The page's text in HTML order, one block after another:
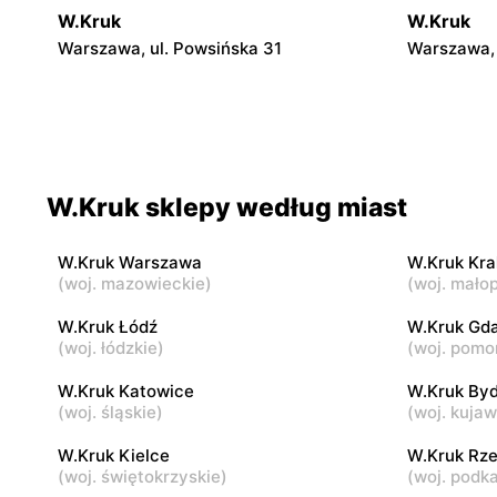
W.Kruk
Warszawa, ul. Powsińska 31
W.Kruk
W.Kruk
Piaseczno, ul. Puławska 42E
W.Kruk
62
W.Kruk
W.Kruk sklepy według miast
W.Kruk Warszawa
(woj. mazowieckie)
W.Kruk
(woj.
W.Kruk Łódź
(woj. łódzkie)
W.Kruk
(woj.
W.Kruk Katowice
(woj. śląskie)
W.Kruk
(woj.
W.Kruk Kielce
(woj. świętokrzyskie)
W.Kruk
(woj.